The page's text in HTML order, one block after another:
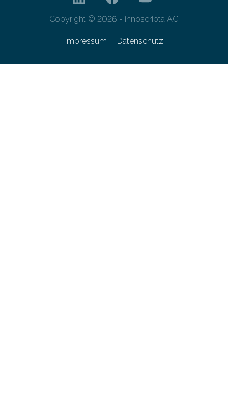
Copyright © 2026 - innoscripta AG
Impressum Datenschutz